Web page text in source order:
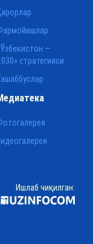
—
стратегияси
Ишлаб чиқилган: